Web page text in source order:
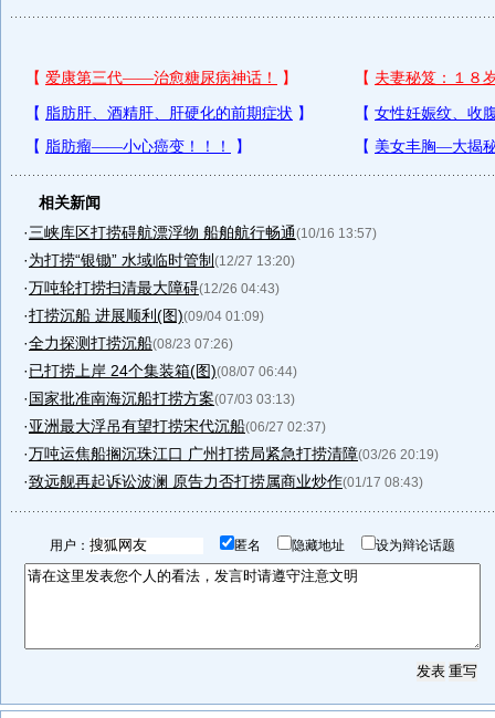
相关新闻
·三峡库区打捞碍航漂浮物 船舶航行畅通(10/16 13:57)
·为打捞“银锄” 水域临时管制 (12/27 13:20)
·万吨轮打捞扫清最大障碍(12/26 04:43)
·打捞沉船 进展顺利(图)(09/04 01:09)
·全力探测打捞沉船(08/23 07:26)
·已打捞上岸 24个集装箱(图)(08/07 06:44)
·国家批准南海沉船打捞方案(07/03 03:13)
·亚洲最大浮吊有望打捞宋代沉船(06/27 02:37)
·万吨运焦船搁沉珠江口 广州打捞局紧急打捞清障(03/26 20:19)
·致远舰再起诉讼波澜 原告力否打捞属商业炒作(01/17 08:43)
用户： 匿名 隐藏地址 设为辩论话题